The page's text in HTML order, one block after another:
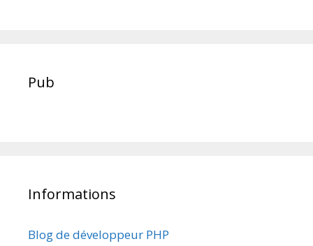
Pub
Informations
Blog de développeur PHP